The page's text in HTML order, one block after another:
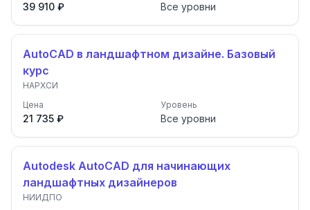
39 910 ₽ Все уровни
AutoCAD в ландшафтном дизайне. Базовый
курс
НАРХСИ
Цена
21 735 ₽
Уровень
Все уровни
Autodesk AutoCAD для начинающих
ландшафтных дизайнеров
НИИДПО